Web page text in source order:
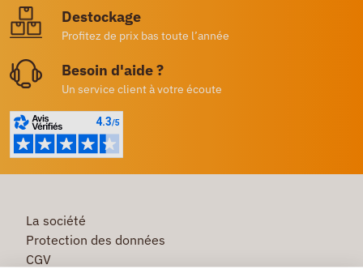
Destockage
Profitez de prix bas toute l’année
Besoin d'aide ?
Un service client à votre écoute
La société
Protection des données
CGV